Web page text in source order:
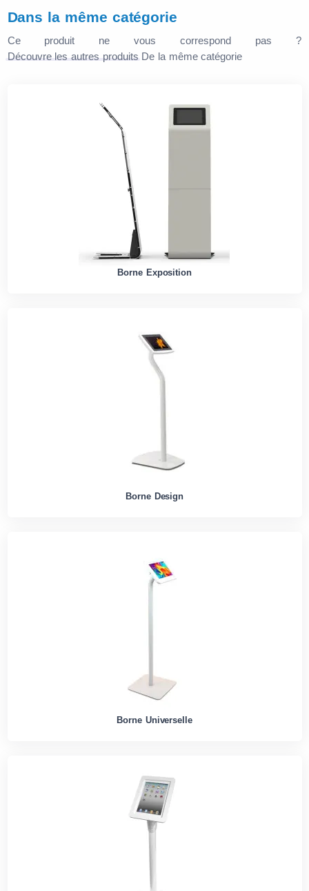
Dans la même catégorie
Ce produit ne vous correspond pas ?
Découvre les autres produits De la même catégorie
Borne Exposition
Borne Design
Borne Universelle